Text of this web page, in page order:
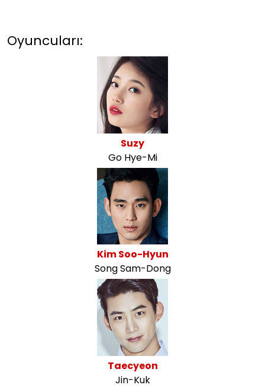
Oyuncuları:
Suzy
Go Hye-Mi
Kim Soo-Hyun
Song Sam-Dong
Taecyeon
Jin-Kuk